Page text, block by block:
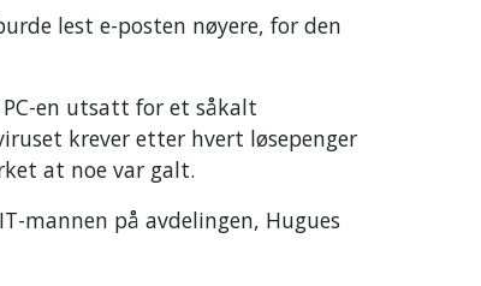
lest e-posten nøyere, for den
en utsatt for et såkalt
krever etter hvert løsepenger
at noe var galt.
mannen på avdelingen, Hugues